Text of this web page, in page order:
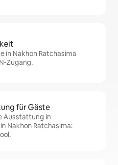
in Nakhon Ratchasima
Zugang.
für Gäste
Ausstattung in
Nakhon Ratchasima: